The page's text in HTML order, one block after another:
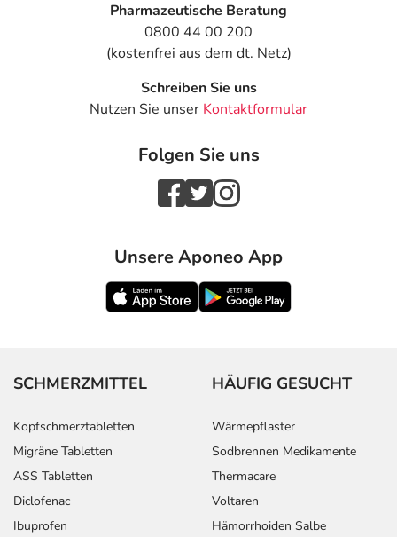
Pharmazeutische Beratung
0800 44 00 200
(kostenfrei aus dem dt. Netz)
Schreiben Sie uns
Nutzen Sie unser Kontaktformular
Folgen Sie uns
Unsere Aponeo App
SCHMERZMITTEL
Kopfschmerztabletten
Migräne Tabletten
ASS Tabletten
Diclofenac
Ibuprofen
HÄUFIG GESUCHT
Wärmepflaster
Sodbrennen Medikamente
Thermacare
Voltaren
Hämorrhoiden Salbe